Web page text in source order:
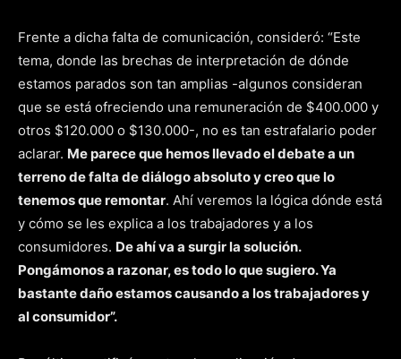
Frente a dicha falta de comunicación, consideró: “Este
tema, donde las brechas de interpretación de dónde
estamos parados son tan amplias -algunos consideran
que se está ofreciendo una remuneración de $400.000 y
otros $120.000 o $130.000-, no es tan estrafalario poder
aclarar. Me parece que hemos llevado el debate a un
terreno de falta de diálogo absoluto y creo que lo
tenemos que remontar. Ahí veremos la lógica dónde está
y cómo se les explica a los trabajadores y a los
consumidores. De ahí va a surgir la solución.
Pongámonos a razonar, es todo lo que sugiero. Ya
bastante daño estamos causando a los trabajadores y
al consumidor”.